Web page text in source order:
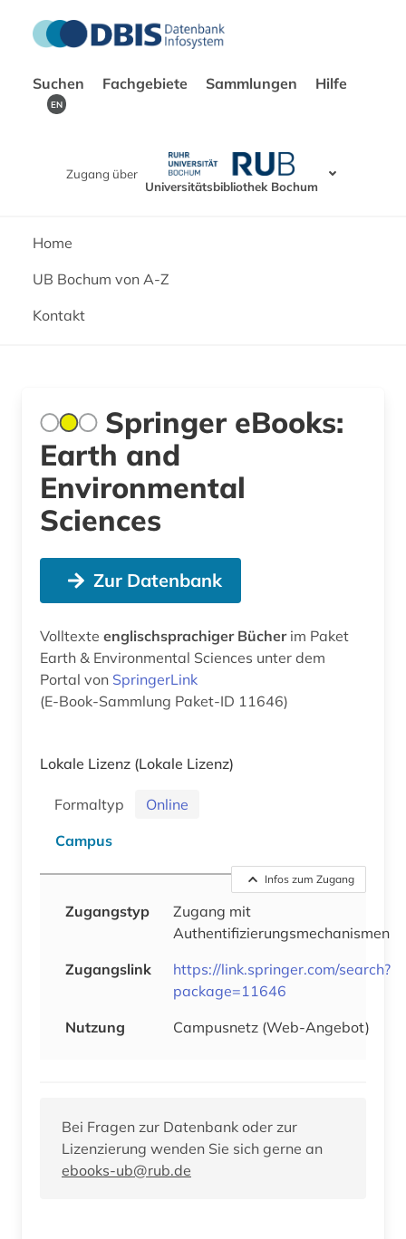
Suchen Fachgebiete Sammlungen Hilfe
EN
Zugang über
Universitätsbibliothek Bochum
Home
UB Bochum von A-Z
Kontakt
Springer eBooks:
Earth and
Environmental
Sciences
Zur Datenbank
Volltexte englischsprachiger Bücherim Paket
Earth & Environmental Sciences unter dem
Portal von SpringerLink
(E-Book-Sammlung Paket-ID 11646)
Lokale Lizenz (Lokale Lizenz)
Formaltyp
Online
Campus
Infos zum Zugang
Zugangstyp
Zugang mit
Authentifizierungsmechanismen
Zugangslink
https://link.springer.com/search?
package=11646
Nutzung
Campusnetz (Web-Angebot)
Bei Fragen zur Datenbank oder zur
Lizenzierung wenden Sie sich gerne an
ebooks-ub@rub.de